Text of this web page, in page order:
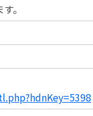
。